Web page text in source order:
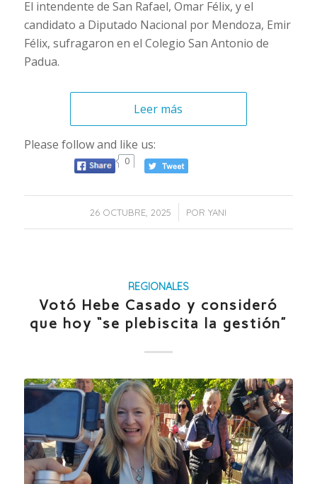
El intendente de San Rafael, Omar Félix, y el
candidato a Diputado Nacional por Mendoza, Emir
Félix, sufragaron en el Colegio San Antonio de
Padua.
Leer más
Please follow and like us:
0
26 OCTUBRE, 2025
/ PORYANI
REGIONALES
Votó Hebe Casado y consideró
que hoy “se plebiscita la gestión”